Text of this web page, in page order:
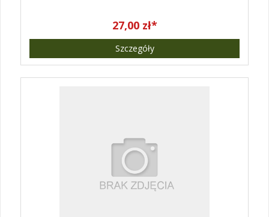
27,00 zł*
Szczegóły